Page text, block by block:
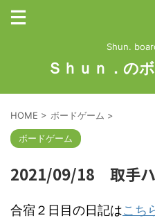
Shun.
Ｓｈｕｎ．の
HOME > ボードゲーム >
ボードゲーム
2021/09/18 取手
合宿２日目の日記はこち